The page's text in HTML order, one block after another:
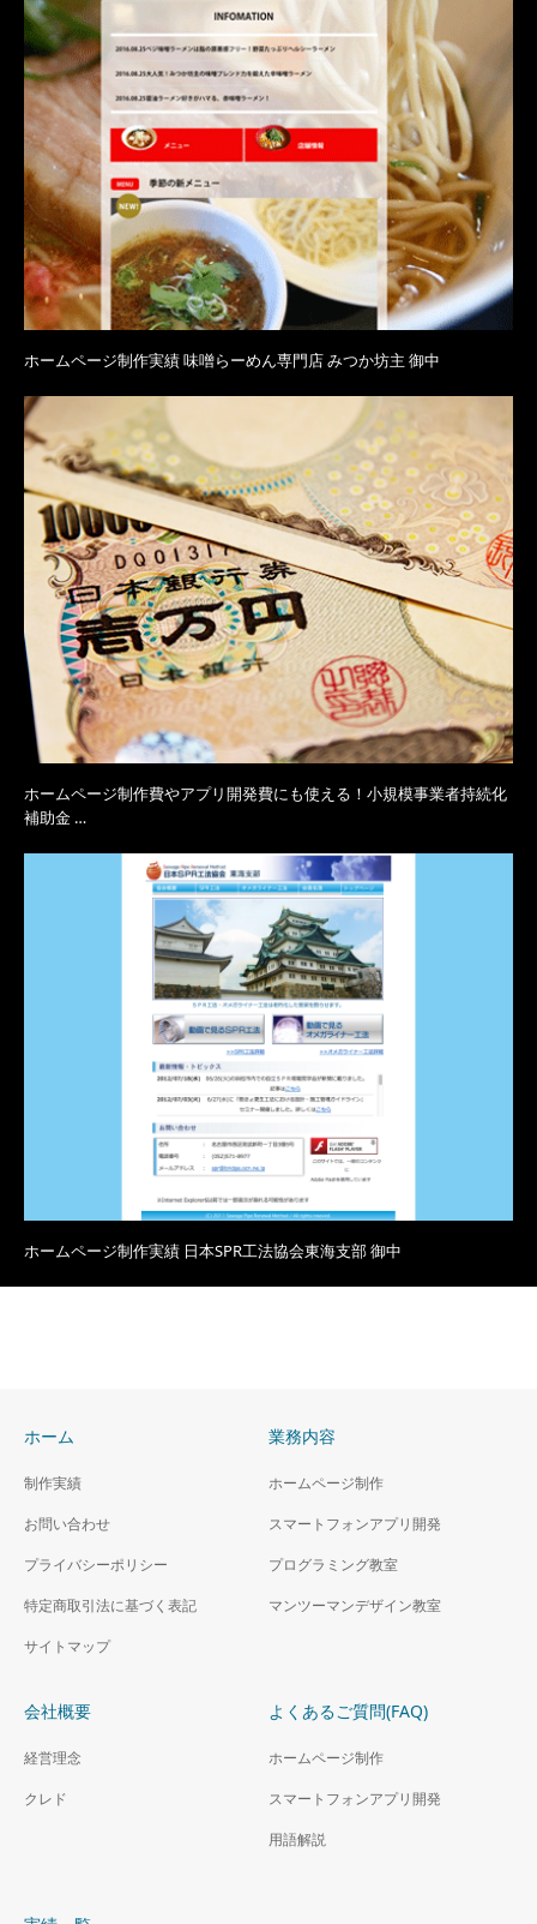
ホームページ制作実績 味噌らーめん専門店 みつか坊主 御中
ホームページ制作費やアプリ開発費にも使える！小規模事業者持続化
補助金 …
ホームページ制作実績 日本SPR工法協会東海支部 御中
ホーム
制作実績
お問い合わせ
プライバシーポリシー
特定商取引法に基づく表記
サイトマップ
業務内容
ホームページ制作
スマートフォンアプリ開発
プログラミング教室
マンツーマンデザイン教室
会社概要
経営理念
クレド
よくあるご質問(FAQ)
ホームページ制作
スマートフォンアプリ開発
用語解説